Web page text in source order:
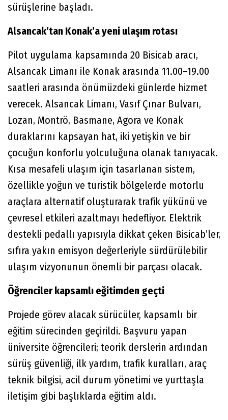
sürüşlerine başladı.
Alsancak’tan Konak’a yeni ulaşım rotası
Pilot uygulama kapsamında 20 Bisicab aracı,
Alsancak Limanı ile Konak arasında 11.00–19.00
saatleri arasında önümüzdeki günlerde hizmet
verecek. Alsancak Limanı, Vasıf Çınar Bulvarı,
Lozan, Montrö, Basmane, Agora ve Konak
duraklarını kapsayan hat, iki yetişkin ve bir
çocuğun konforlu yolculuğuna olanak tanıyacak.
Kısa mesafeli ulaşım için tasarlanan sistem,
özellikle yoğun ve turistik bölgelerde motorlu
araçlara alternatif oluşturarak trafik yükünü ve
çevresel etkileri azaltmayı hedefliyor. Elektrik
destekli pedallı yapısıyla dikkat çeken Bisicab’ler,
sıfıra yakın emisyon değerleriyle sürdürülebilir
ulaşım vizyonunun önemli bir parçası olacak.
Öğrenciler kapsamlı eğitimden geçti
Projede görev alacak sürücüler, kapsamlı bir
eğitim sürecinden geçirildi. Başvuru yapan
üniversite öğrencileri; teorik derslerin ardından
sürüş güvenliği, ilk yardım, trafik kuralları, araç
teknik bilgisi, acil durum yönetimi ve yurttaşla
iletişim gibi başlıklarda eğitim aldı.